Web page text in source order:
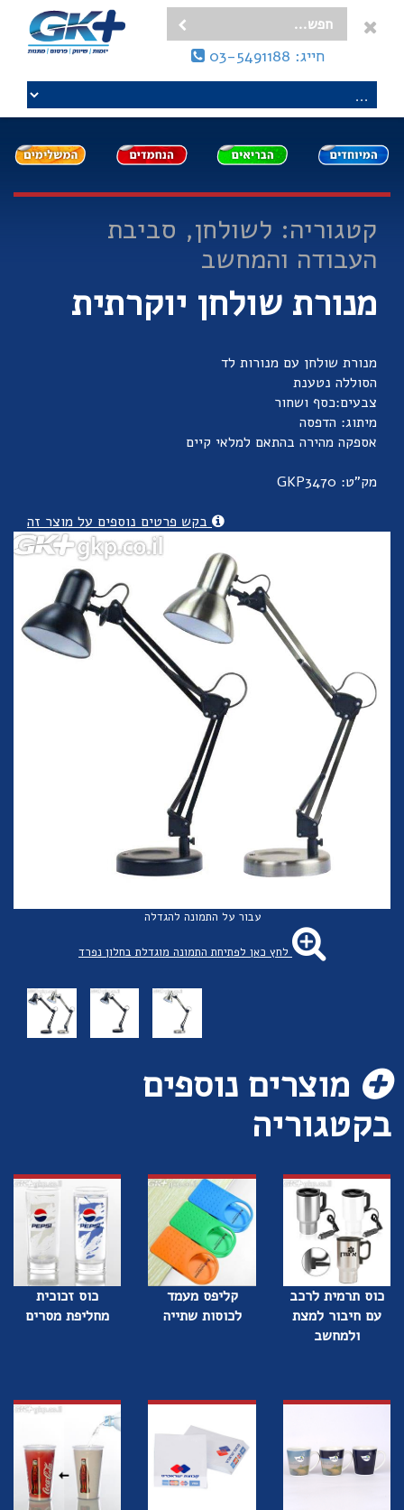
חייג: 03-5491188
קטגוריה: לשולחן, סביבת
העבודה והמחשב
מנורת שולחן יוקרתית
מנורת שולחן עם מנורות לד
הסוללה נטענת
צבעים:כסף ושחור
מיתוג: הדפסה
אספקה מהירה בהתאם למלאי קיים
מק"ט: GKP3470
בקש פרטים נוספים על מוצר זה
עבור על התמונה להגדלה
לחץ כאן לפתיחת התמונה מוגדלת בחלון נפרד
מוצרים נוספים
בקטגוריה
כוס תרמית לרכב
עם חיבור למצת
ולמחשב
קליפס מעמד
לכוסות שתייה
כוס זכוכית
מחליפת מסרים